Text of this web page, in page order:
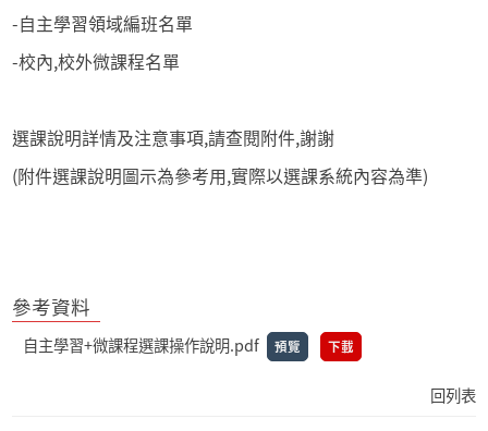
-自主學習領域編班名單
-校內,校外微課程名單
選課說明詳情及注意事項,請查閱附件,謝謝
(附件選課說明圖示為參考用,實際以選課系統內容為準)
參考資料
自主學習+微課程選課操作說明.pdf 預覽 下載
回列表